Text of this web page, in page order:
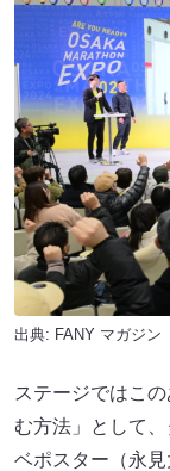
出典: FANY マガジン
ステージではこ
む方法」として
ベポスター（永